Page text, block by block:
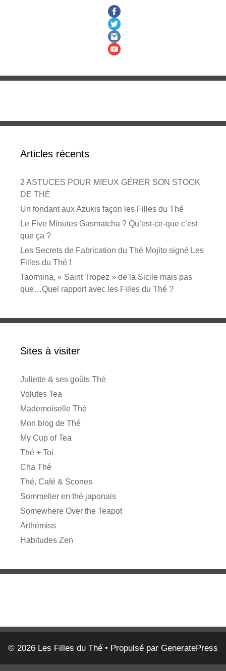
Articles récents
2 ASTUCES POUR MIEUX GÉRER SON STOCK
DE THÉ
Un fondant aux Azukis façon les Filles du Thé
Le Five Minutes Gasmatcha ? Qu’est-ce-que c’est
que ça ?
Les Secrets de Fabrication du Thé Mojito signé Les
Filles du Thé !
Taormina, « Saint Tropez » de la Sicile mais pas
que…Quel rapport avec les Filles du Thé ?
Sites à visiter
Juliette & ses goûts Thé
Volutes Tea
Mademoiselle Thé
Mon blog de Thé
My Cup of Tea
Thé + Toi
Cha Thé
Thé, Café & Scones
Sommelier en thé japonais
Somewhere Over the Teapot
Arthémiss
Habitudes Zen
© 2026 Les Filles du Thé • Propulsé par GeneratePress